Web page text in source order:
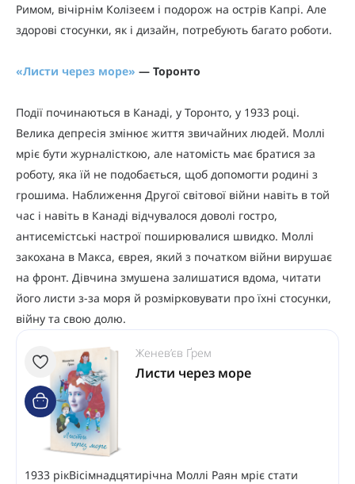
Римом, вічірнім Колізеєм і подорож на острів Капрі. Але
здорові стосунки, як і дизайн, потребують багато роботи.
«Листи через море» — Торонто
Події починаються в Канаді, у Торонто, у 1933 році.
Велика депресія змінює життя звичайних людей. Моллі
мріє бути журналісткою, але натомість має братися за
роботу, яка їй не подобається, щоб допомогти родині з
грошима. Наближення Другої світової війни навіть в той
час і навіть в Канаді відчувалося доволі гостро,
антисемістські настрої поширювалися швидко. Моллі
закохана в Макса, єврея, який з початком війни вирушає
на фронт. Дівчина змушена залишатися вдома, читати
його листи з-за моря й розмірковувати про їхні стосунки,
війну та свою долю.
Женев’єв Ґрем
Листи через море
1933 рікВісімнадцятирічна Моллі Раян мріє стати